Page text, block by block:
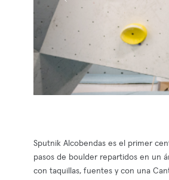
Sputnik Alcobendas es el primer
pasos de boulder repartidos en un
con taquillas, fuentes y con una